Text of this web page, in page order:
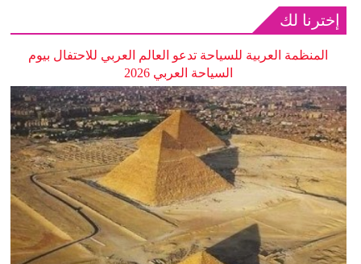
إخترنا لك
المنظمة العربية للسياحة تدعو العالم العربي للاحتفال بيوم
السياحة العربي 2026